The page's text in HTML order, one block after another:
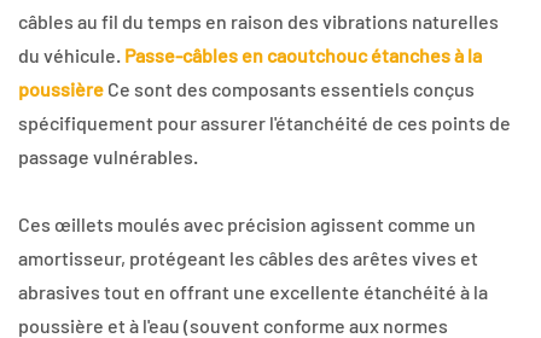
câbles au fil du temps en raison des vibrations naturelles
du véhicule. Passe-câbles en caoutchouc étanches à la
poussière Ce sont des composants essentiels conçus
spécifiquement pour assurer l'étanchéité de ces points de
passage vulnérables.
Ces œillets moulés avec précision agissent comme un
amortisseur, protégeant les câbles des arêtes vives et
abrasives tout en offrant une excellente étanchéité à la
poussière et à l'eau (souvent conforme aux normes